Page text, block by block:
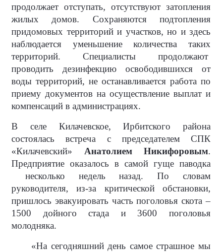
продолжает отступать, отсутствуют затопления
жилых домов. Сохраняются подтопления
придомовых территорий и участков, но и здесь
наблюдается уменьшение количества таких
территорий. Специалисты продолжают
проводить дезинфекцию освободившихся от
воды территорий, не останавливается работа по
приему документов на осуществление выплат и
компенсаций в администрациях.
В селе Килачевское, Ирбитского района
состоялась встреча с председателем СПК
«Килачевский» Анатолием Никифоровым.
Предприятие оказалось в самой гуще паводка
несколько недель назад. По словам
руководителя, из-за критической обстановки,
пришлось эвакуировать часть поголовья скота –
1500 дойного стада и 3600 поголовья
молодняка.
«На сегодняшний день самое страшное мы